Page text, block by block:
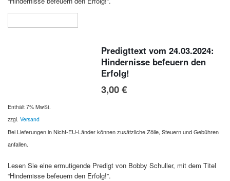
Predigttext vom 24.03.2024:
Hindernisse befeuern den
Erfolg!
3,00€
Enthält 7% MwSt.
zzgl. Versand
Bei Lieferungen in Nicht-EU-Länder können zusätzliche Zölle, Steuern und Gebühren
anfallen.
Lesen Sie eine ermutigende Predigt von Bobby Schuller, mit dem Titel
“Hindernisse befeuern den Erfolg!”.